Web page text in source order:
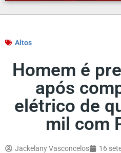
Altos
Homem é
após
elétrico de
mil com
Jackelany Vasconcelos 16